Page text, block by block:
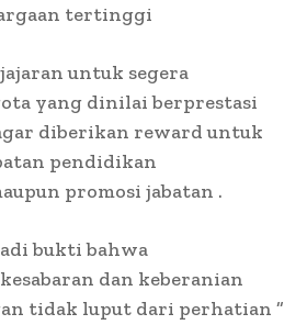
tertinggi
untuk segera
yang dinilai berprestasi
diberikan reward untuk
pendidikan
promosi jabatan .
bukti bahwa
dan keberanian
tidak luput dari perhatian ”